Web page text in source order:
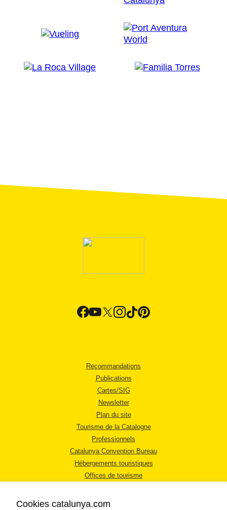
Recommandations
Publications
Cartes/SIG
Newsletter
Plan du site
Tourisme de la Catalogne
Professionnels
Catalunya Convention Bureau
Hébergements touristiques
Offices de tourisme
Cookies catalunya.com